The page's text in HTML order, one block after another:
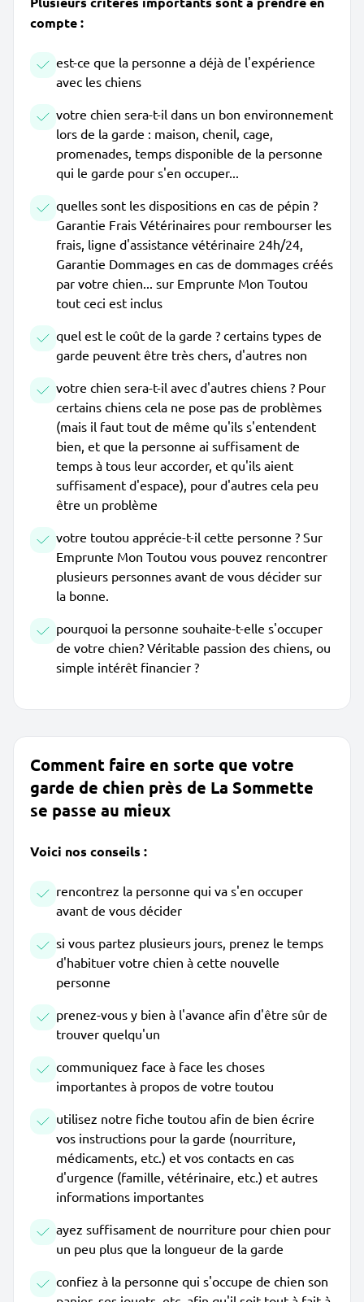
compte :
est-ce que la personne a déjà de l'expérience
avec les chiens
votre chien sera-t-il dans un bon environnement
lors de la garde : maison, chenil, cage,
promenades, temps disponible de la personne
qui le garde pour s'en occuper...
quelles sont les dispositions en cas de pépin ?
Garantie Frais Vétérinaires pour rembourser les
frais, ligne d'assistance vétérinaire 24h/24,
Garantie Dommages en cas de dommages créés
par votre chien... sur Emprunte Mon Toutou
tout ceci est inclus
quel est le coût de la garde ? certains types de
garde peuvent être très chers, d'autres non
votre chien sera-t-il avec d'autres chiens ? Pour
certains chiens cela ne pose pas de problèmes
(mais il faut tout de même qu'ils s'entendent
bien, et que la personne ai suffisament de
temps à tous leur accorder, et qu'ils aient
suffisament d'espace), pour d'autres cela peu
être un problème
votre toutou apprécie-t-il cette personne ? Sur
Emprunte Mon Toutou vous pouvez rencontrer
plusieurs personnes avant de vous décider sur
la bonne.
pourquoi la personne souhaite-t-elle s'occuper
de votre chien? Véritable passion des chiens, ou
simple intérêt financier ?
Comment faire en sorte que votre
garde de chien près de La Sommette
se passe au mieux
Voici nos conseils :
rencontrez la personne qui va s'en occuper
avant de vous décider
si vous partez plusieurs jours, prenez le temps
d'habituer votre chien à cette nouvelle
personne
prenez-vous y bien à l'avance afin d'être sûr de
trouver quelqu'un
communiquez face à face les choses
importantes à propos de votre toutou
utilisez notre fiche toutou afin de bien écrire
vos instructions pour la garde (nourriture,
médicaments, etc.) et vos contacts en cas
d'urgence (famille, vétérinaire, etc.) et autres
informations importantes
ayez suffisament de nourriture pour chien pour
un peu plus que la longueur de la garde
confiez à la personne qui s'occupe de chien son